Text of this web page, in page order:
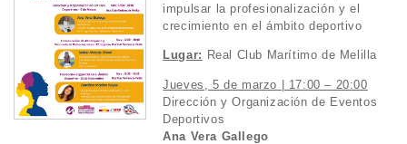
impulsar la profesionalización y el
crecimiento en el ámbito deportivo
Lugar: Real Club Marítimo de Melilla
Jueves, 5 de marzo | 17:00 – 20:00
Dirección y Organización de Eventos
Deportivos
Ana Vera Gallego